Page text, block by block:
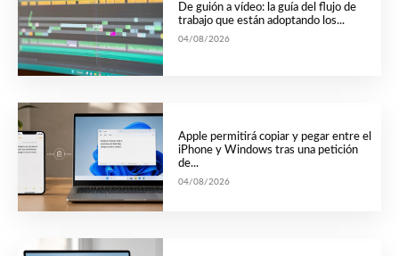
De guión a vídeo: la guía del flujo de
trabajo que están adoptando los...
04/08/2026
Apple permitirá copiar y pegar entre el
iPhone y Windows tras una petición
de...
04/08/2026